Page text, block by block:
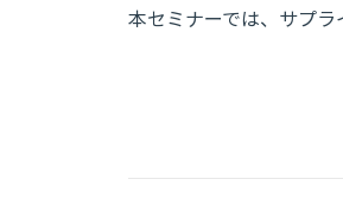
本セミナーでは、サプ